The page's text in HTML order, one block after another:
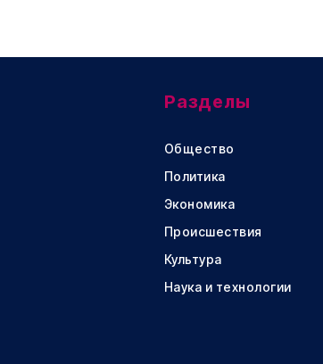
Разделы
Общество
Политика
Экономика
Происшествия
Культура
Наука и технологии